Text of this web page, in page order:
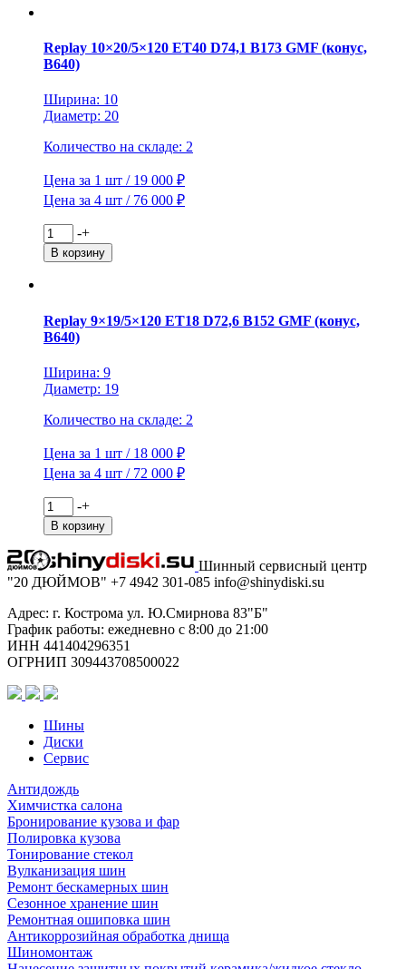
D57,1
Moskva
(КС689)
Вэй
Replay 10×20/5×120 ET40 D74,1 B173 GMF (конус,
B640)
Ширина: 10
Диаметр: 20
Количество на складе: 2
Цена за 1 шт / 19 000 ₽
Цена за 4 шт / 76 000 ₽
Количество
товара
Replay
D74,1
B173
GMF
B640)
-+
В корзину
Replay 9×19/5×120 ET18 D72,6 B152 GMF (конус,
B640)
Ширина: 9
Диаметр: 19
Количество на складе: 2
Цена за 1 шт / 18 000 ₽
Цена за 4 шт / 72 000 ₽
Количество
товара
Replay
9x19/5x120
ET18
D72,6
GMF
(конус,
B640)
-+
В корзину
Шинный сервисный центр
"20 ДЮЙМОВ" +7 4942 301-085 info@shinydiski.su
Адрес: г. Кострома ул. Ю.Смирнова 83"Б"
График работы: ежедневно с 8:00 до 21:00
ИНН 441404296351
ОГРНИП 309443708500022
Шины
Диски
Сервис
Антидождь
Химчистка салона
Бронирование кузова и фар
Полировка кузова
Тонирование стекол
Вулканизация шин
Ремонт бескамерных шин
Сезонное хранение шин
Ремонтная ошиповка шин
Антикоррозийная обработка днища
Шиномонтаж